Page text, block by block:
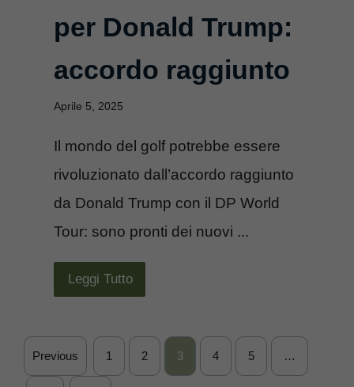
per Donald Trump:
accordo raggiunto
Aprile 5, 2025
Il mondo del golf potrebbe essere
rivoluzionato dall’accordo raggiunto
da Donald Trump con il DP World
Tour: sono pronti dei nuovi ...
Leggi Tutto
Previous 1 2 3 4 5 …